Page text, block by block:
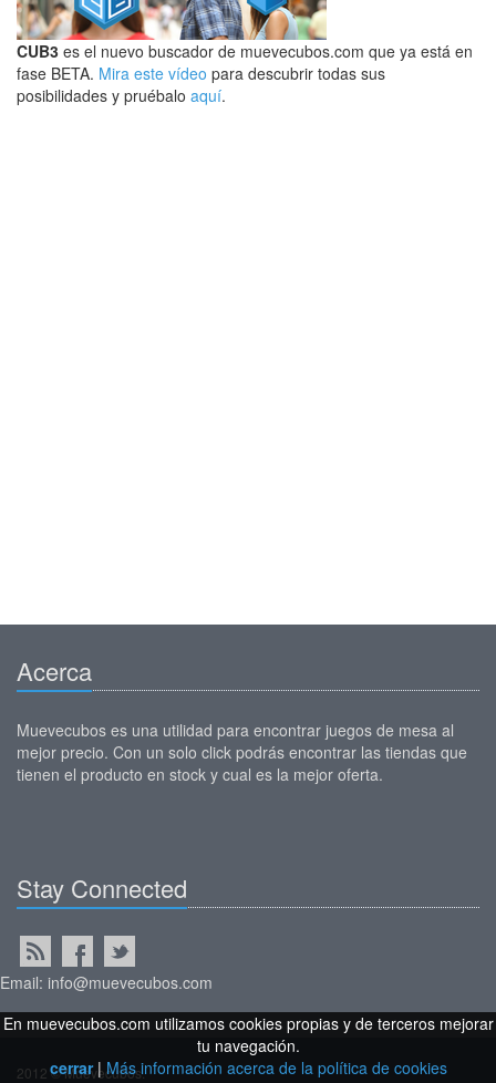
CUB3 es el nuevo buscador de muevecubos.com que ya está en
fase BETA. Mira este vídeo para descubrir todas sus
posibilidades y pruébalo aquí.
Acerca
Muevecubos es una utilidad para encontrar juegos de mesa al
mejor precio. Con un solo click podrás encontrar las tiendas que
tienen el producto en stock y cual es la mejor oferta.
Stay Connected
Email: info@muevecubos.com
2012 © Muevecubos.
En muevecubos.com utilizamos cookies propias y de terceros mejorar
tu navegación.
cerrar|Más información acerca de la política de cookies